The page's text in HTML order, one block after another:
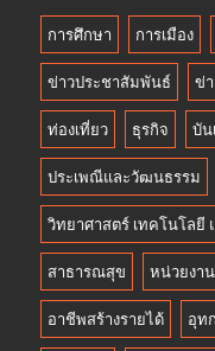
การศึกษา การเมือง
ข่าวประชาสัมพันธ์ ข่
ท่องเที่ยว ธุรกิจ บัน
ประเพณีและวัฒนธรรม
วิทยาศาสตร์ เทคโนโลยี
สาธารณสุข หน่วยงา
อาชีพสร้างรายได้ อุท